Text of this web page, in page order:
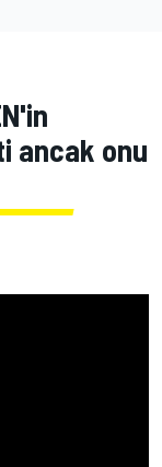
ancak onu